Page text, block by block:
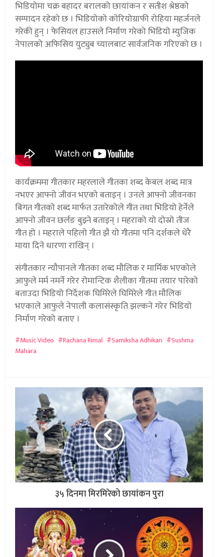
भिडियोमा चक्र बहादर बरालको छायांकन र सतीश श्रेष्ठको
सम्पादन रहेको छ । भिडियोको कोरियोग्राफी रोहिया महर्जनले
गरेकी हुन् । फेसियल हाउसले निर्माण गरेको भिडियो म्युजिक
नेपालको अफिसिय युट्युब च्यालबाट सार्वजनिक गरिएको छ ।
कार्यक्रममा गीतकार महरलाले गीतका शब्द केबल शब्द मात्र
नभएर आफ्नो जीवन भएको बताइन् । उनले आफ्नो जीवनका
बिगत गीतको शब्द मार्फत उतारेकोले गीत तथा भिडियो हेर्नेले
आफ्नो जीवन छर्लङ बुझ्ने बताइन् । महराको यो दोस्रो तीज
गीत हो । महराले पहिलो गीत झै यो गीतमा पनि दर्शकले धेरै
माया दिने धारणा राखिन् ।
संगीतकार न्यौपानले गीतका शब्द मौलिक र मार्मिक भएकोले
आफुले मर्म नमर्ने गरेर रोमान्टिक शैलीका गीतमा तयार पारेको
बताउदा भिडियो निर्देशक घिमिरेले घिमिरेले गीत मौलिक
भएकाले आफुले नेपाली कलासंस्कृति झल्कने गरेर भिडियो
निर्माण गरेको बताए ।
Music Video Rachana Rimal Samiksha Adhikari
Sushma
Mahara
३५ दिनमा मिरमिरेको छायांकन पुरा